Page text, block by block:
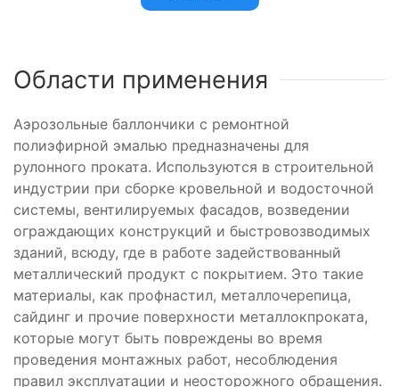
Области применения
Аэрозольные баллончики с ремонтной
полиэфирной эмалью предназначены для
рулонного проката. Используются в строительной
индустрии при сборке кровельной и водосточной
системы, вентилируемых фасадов, возведении
ограждающих конструкций и быстровозводимых
зданий, всюду, где в работе задействованный
металлический продукт с покрытием. Это такие
материалы, как профнастил, металлочерепица,
сайдинг и прочие поверхности металлокпроката,
которые могут быть повреждены во время
проведения монтажных работ, несоблюдения
правил эксплуатации и неосторожного обращения.